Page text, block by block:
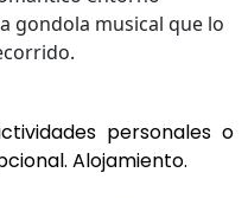
gondola musical que lo
personales o
Alojamiento.